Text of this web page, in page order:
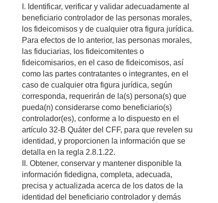
I. Identificar, verificar y validar adecuadamente al
beneficiario controlador de las personas morales,
los fideicomisos y de cualquier otra figura jurídica.
Para efectos de lo anterior, las personas morales,
las fiduciarias, los fideicomitentes o
fideicomisarios, en el caso de fideicomisos, así
como las partes contratantes o integrantes, en el
caso de cualquier otra figura jurídica, según
corresponda, requerirán de la(s) persona(s) que
pueda(n) considerarse como beneficiario(s)
controlador(es), conforme a lo dispuesto en el
artículo 32-B Quáter del CFF, para que revelen su
identidad, y proporcionen la información que se
detalla en la regla 2.8.1.22.
II. Obtener, conservar y mantener disponible la
información fidedigna, completa, adecuada,
precisa y actualizada acerca de los datos de la
identidad del beneficiario controlador y demás